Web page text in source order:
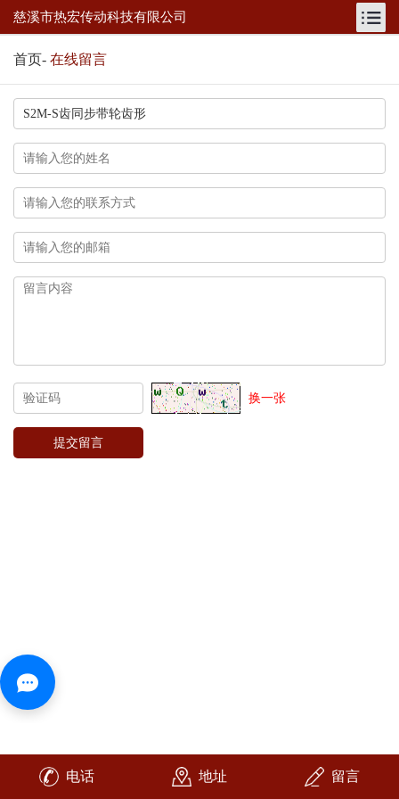
慈溪市热宏传动科技有限公司
首页- 在线留言
换一张
电话 地址 留言